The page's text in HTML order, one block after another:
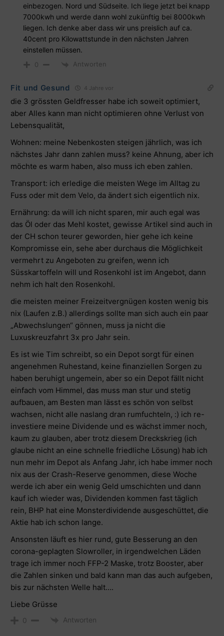
einbezogen. Nord und Südseite. Ich liege jetzt bei knapp
7000kwh und werde dann wohl zukünftig bei 8000kwh
liegen. Ich denke aber dass wir uns preislich auf ca.
40cent pro Kilowattstunde in den nächsten Jahren
einstellen müssen.
0 Antworten
Fit und Gesund 4 Jahre vor
die 3 grössten Geldfresser habe ich soweit optimiert,
aber Alles kann man nicht optimieren ohne Verlust von
Lebensqualität,
Wohnen: meine Nebenkosten steigen jährlich, was ich
nächstes Jahr dann zahlen muss? keine Ahnung, aber ich
möchte es warm haben, also muss ich eben zahlen.
Transport: ich erledige die meisten Wege im Alltag zu
Fuss oder mit dem Velo, da ändert sich eigentlich nix.
Ernährung: da will ich nicht sparen, mir auch egal was
das Öl oder das Mehl kostet, gewisse Artikel sind auch in
der CH schon teurer geworden, hier gehe ich keine
Kompromisse ein, sehe aber durchaus die Möglichkeit
vermehrt zu Angeboten zu greifen, wenn ich
Süsskartoffeln will und Rosenkohl ist im Angebot, dann
nehm ich halt den Rosenkohl.
die meisten meiner Freizeitvergnügen kosten wenig bis
nix (Laufen z.B.) allerdings sollte man sich auch ein paar
„Abwechslungen“ gönnen, muss ja nicht die
Luxuskreuzfahrt 3x pro Jahr sein.
Es ist wie Tim schreibt, so ein Depot sorgt für einen
angenehmen Ruhestand, keine finanziellen Sorgen zu
haben beruhigt ungemein, aber so ein Depot fällt nicht
einfach vom Himmel, das muss man stur und stetig
aufbauen, am Besten man lässt es schön von selbst
wachsen, nicht alle naslang dran rumfuchteln, :) ich re-
investiere meine Dividende und es wächst immer noch,
kaum zu glauben, aber trotz diesem Dreckskrieg (ich
glaube nicht an eine schnelle friedliche Lösung) hab ich
nun mehr im Depot als Anfang Jahr, ich habe immer noch
nix aus der Crash-Reserve genommen, diese Woche
werde ich aber ein wenig Geld umschichten und dann
kauf ich wieder was, Dividenden kommen fast täglich
rein, BHP hat eine Monsterdividende ausgeschüttet, die
Aktie hab ich schon lange.
Ansonsten läuft es hier rund, gute Besserung an den
corona-geplagten Slowroller, in irgendwelchen Läden
trage ich immer noch FFP-2 Maske, trotz Booster, aber
die Zahlen sinken und bald kann man das auch aufgeben,
bis zur nächsten Welle halt….
Liebe Grüsse
0 Antworten